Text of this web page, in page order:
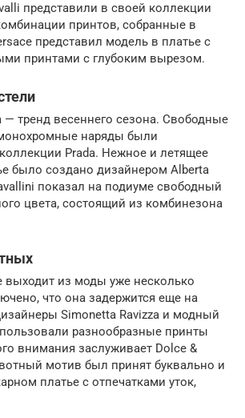
представили в своей коллекции
принтов, собранные в
представил модель в платье с
принтами с глубоким вырезом.
— тренд весеннего сезона. Свободные
наряды были
Prada. Нежное и летящее
было создано дизайнером Alberta
показал на подиуме свободный
цвета, состоящий из комбинезона
выходит из моды уже несколько
что она задержится еще на
Simonetta Ravizza и модный
разнообразные принты
внимания заслуживает Dolce &
мотив был принят буквально и
платье с отпечатками уток,